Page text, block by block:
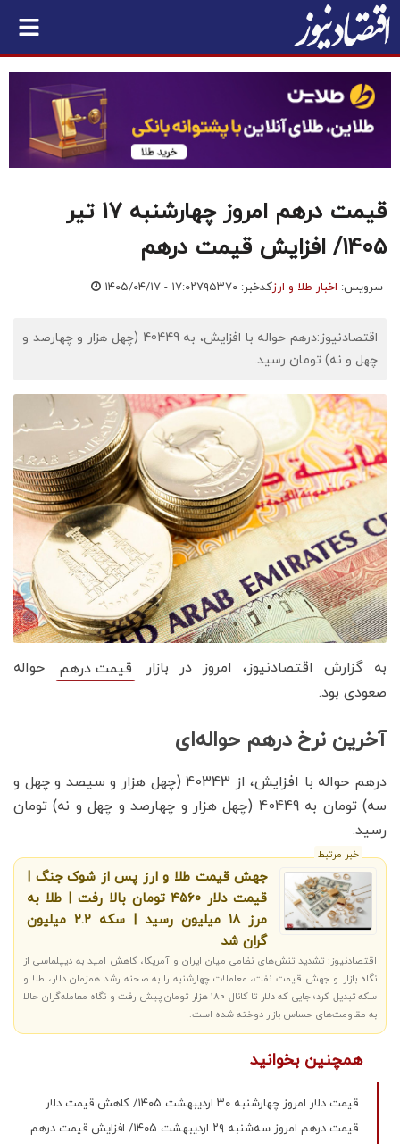
قیمت درهم امروز چهارشنبه ۱۷ تیر
۱۴۰۵/ افزایش قیمت درهم
سرویس: اخبار طلا و ارزکدخبر: ۷۹۵۳۷۰ ۱۴۰۵/۰۴/۱۷ - ۱۷:۰۲
اقتصادنیوز:درهم حواله با افزایش، به 40449 (چهل هزار و چهارصد و
چهل و نه) تومان رسید.
به گزارش اقتصادنیوز، امروز در بازار قیمت درهم
حواله
صعودی بود.
آخرین نرخ درهم حواله‌ای
درهم حواله با افزایش، از 40343 (چهل هزار و سیصد و چهل و
سه) تومان به 40449 (چهل هزار و چهارصد و چهل و نه) تومان
رسید.
خبر مرتبط
جهش قیمت طلا و ارز پس از شوک جنگ |
قیمت دلار ۴۵۶۰ تومان بالا رفت | طلا به
مرز ۱۸ میلیون رسید | سکه ۲.۲ میلیون
گران شد
اقتصادنیوز: تشدید تنش‌های نظامی میان ایران و آمریکا، کاهش امید به دیپلماسی از
نگاه بازار و جهش قیمت نفت، معاملات چهارشنبه را به صحنه رشد همزمان دلار، طلا و
سکه تبدیل کرد؛ جایی که دلار تا کانال ۱۸۰ هزار تومان پیش رفت و نگاه معامله‌گران حالا
به مقاومت‌های حساس بازار دوخته شده است.
همچنین بخوانید
قیمت دلار امروز چهارشنبه ۳۰ اردیبهشت ۱۴۰۵/ کاهش قیمت دلار
قیمت درهم امروز سه‌شنبه ۲۹ اردیبهشت ۱۴۰۵/ افزایش قیمت درهم